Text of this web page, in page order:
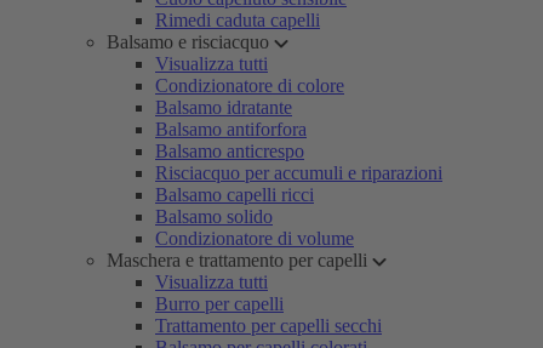
Rimedi caduta capelli
Balsamo e risciacquo
Visualizza tutti
Condizionatore di colore
Balsamo idratante
Balsamo antiforfora
Balsamo anticrespo
Risciacquo per accumuli e riparazioni
Balsamo capelli ricci
Balsamo solido
Condizionatore di volume
Maschera e trattamento per capelli
Visualizza tutti
Burro per capelli
Trattamento per capelli secchi